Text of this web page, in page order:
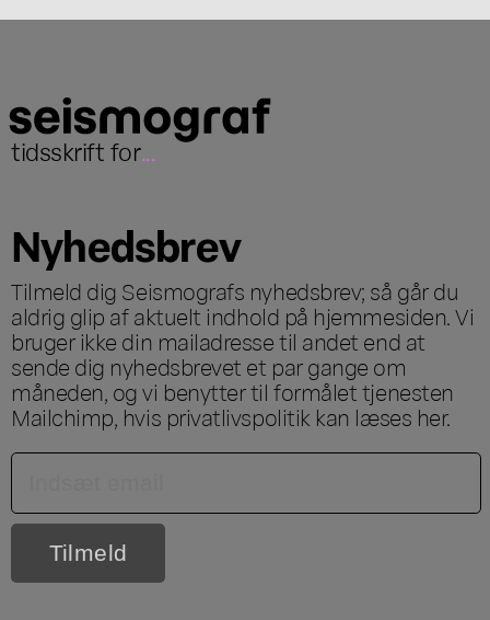
tidsskrift for...
Nyhedsbrev
Tilmeld dig Seismografs nyhedsbrev; så går du
aldrig glip af aktuelt indhold på hjemmesiden. Vi
bruger ikke din mailadresse til andet end at
sende dig nyhedsbrevet et par gange om
måneden, og vi benytter til formålet tjenesten
Mailchimp, hvis privatlivspolitik kan læses her.